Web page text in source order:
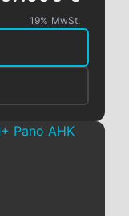
19% MwSt.